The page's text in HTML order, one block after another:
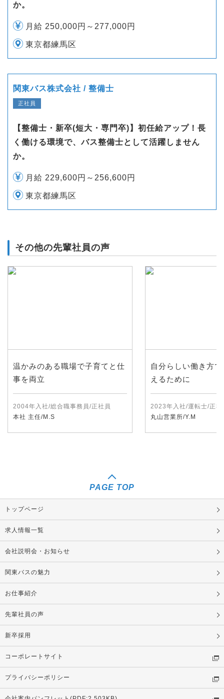
か。
月給 250,000円～277,000円
東京都練馬区
関東バス株式会社 / 整備士
正社員
【整備士・新卒(短大・専門卒)】初任給アップ！長
く働ける環境で、バス整備士として活躍しません
か。
月給 229,600円～256,600円
東京都練馬区
その他の先輩社員の声
温かみのある職場で子育てと仕
事を両立
2004年入社/総合職事務員/正社員
本社 主任/M.S
自分らしい働き方
えるために
2023年入社/運転士/正社
丸山営業所/Y.M
PAGE TOP
トップページ
求人情報一覧
会社説明会・お知らせ
関東バスの魅力
お仕事紹介
先輩社員の声
新卒採用
コーポレートサイト
プライバシーポリシー